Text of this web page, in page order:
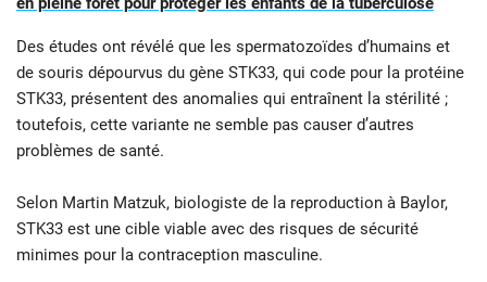
Des études ont révélé que les spermatozoïdes d’humains et
de souris dépourvus du gène STK33, qui code pour la protéine
STK33, présentent des anomalies qui entraînent la stérilité ;
toutefois, cette variante ne semble pas causer d’autres
problèmes de santé.
Selon Martin Matzuk, biologiste de la reproduction à Baylor,
STK33 est une cible viable avec des risques de sécurité
minimes pour la contraception masculine.